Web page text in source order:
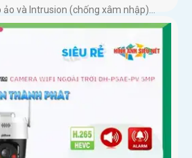
và Intrusion (chống xâm nhập)...